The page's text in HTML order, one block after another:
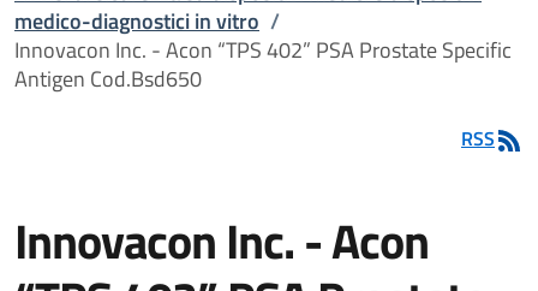
medico-diagnostici in vitro /
Innovacon Inc. - Acon “TPS 402” PSA Prostate Specific
Antigen Cod.Bsd650
RSS
Innovacon Inc. - Acon